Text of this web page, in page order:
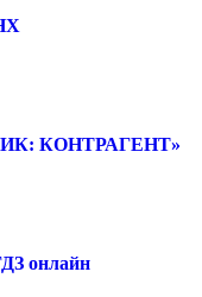
КОНТРАГЕНТ»
онлайн